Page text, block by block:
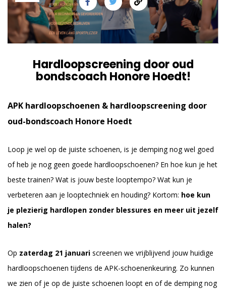
Hardloopscreening door oud
bondscoach Honore Hoedt!
APK hardloopschoenen & hardloopscreening door
oud-bondscoach Honore Hoedt
Loop je wel op de juiste schoenen, is je demping nog wel goed
of heb je nog geen goede hardloopschoenen? En hoe kun je het
beste trainen? Wat is jouw beste looptempo? Wat kun je
verbeteren aan je looptechniek en houding? Kortom: hoe kun
je plezierig hardlopen zonder blessures en meer uit jezelf
halen?
Op zaterdag 21 januari screenen we vrijblijvend jouw huidige
hardloopschoenen tijdens de APK-schoenenkeuring. Zo kunnen
we zien of je op de juiste schoenen loopt en of de demping nog